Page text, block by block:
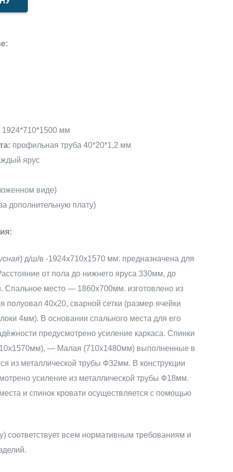
1924*710*1500 мм
профильная труба 40*20*1,2 мм
ярус
виде)
дополнительную плату)
) д/ш/в -1924х710х1570 мм. предназначена для
от пола до нижнего яруса 330мм, до
Спальное место — 1860х700мм. изготовлено из
полуовал 40х20, сварной сетки (размер ячейки
4мм). В основании спального места для его
предусмотрено усиление каркаса. Спинки
— Малая (710х1480мм) выполненные в
из металлической трубы Ф32мм. В конструкции
усиление из металлической трубы Ф18мм.
и спинок кровати осуществляется с помощью
соответствует всем нормативным требованиям и